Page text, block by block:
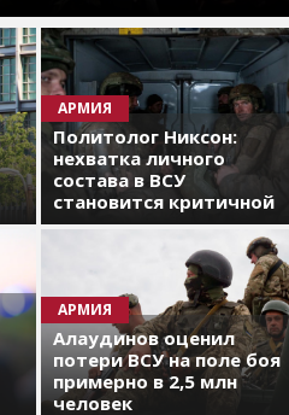
АРМИЯ
Политолог Никсон:
нехватка личного
состава в ВСУ
становится критичной
АРМИЯ
Алаудинов оценил
потери ВСУ на поле боя
примерно в 2,5 млн
человек